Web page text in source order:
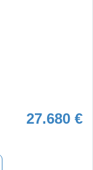
27.680 €